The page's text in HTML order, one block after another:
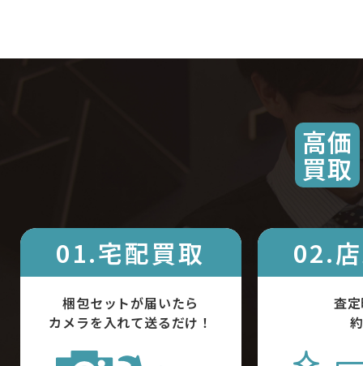
高価
買取
01.宅配買取
梱包セットが届いたら
カメラを入れて送るだけ！
02.
査